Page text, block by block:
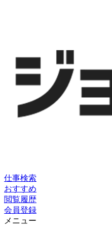
仕事検索
おすすめ
閲覧履歴
会員登録
メニュー